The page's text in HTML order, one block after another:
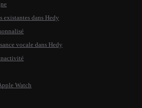
existantes dans Hedy
vocale dans Hedy
Watch